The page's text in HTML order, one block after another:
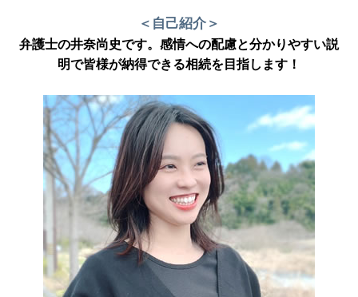
＜自己紹介＞
弁護士の井奈尚史です。感情への配慮と分かりやすい説
明で皆様が納得できる相続を目指します！